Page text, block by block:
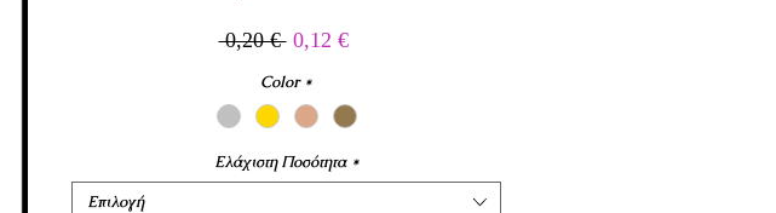
0,20 € Κανονική
0,12 €Τιμή
Color *
Ελάχιστη Ποσότητα *
Επιλογή